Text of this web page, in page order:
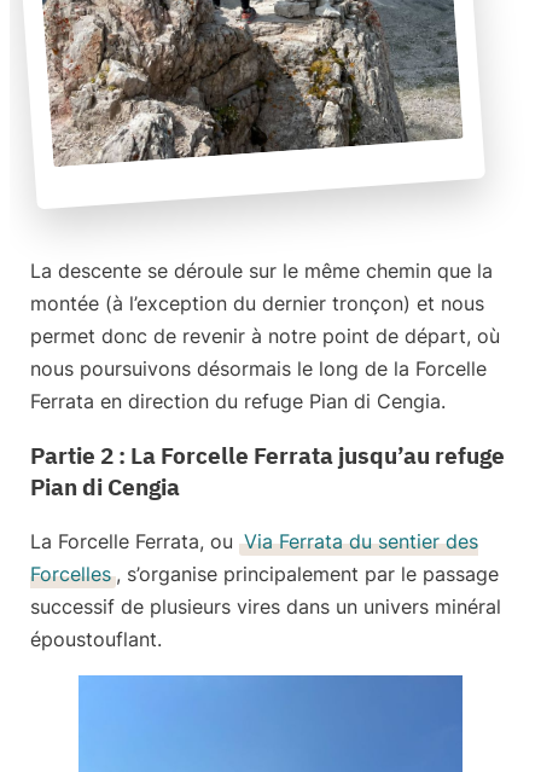
La descente se déroule sur le même chemin que la
montée (à l’exception du dernier tronçon) et nous
permet donc de revenir à notre point de départ, où
nous poursuivons désormais le long de la Forcelle
Ferrata en direction du refuge Pian di Cengia.
Partie 2 : La Forcelle Ferrata jusqu’au refuge
Pian di Cengia
La Forcelle Ferrata, ou Via Ferrata du sentier des
Forcelles , s’organise principalement par le passage
successif de plusieurs vires dans un univers minéral
époustouflant.